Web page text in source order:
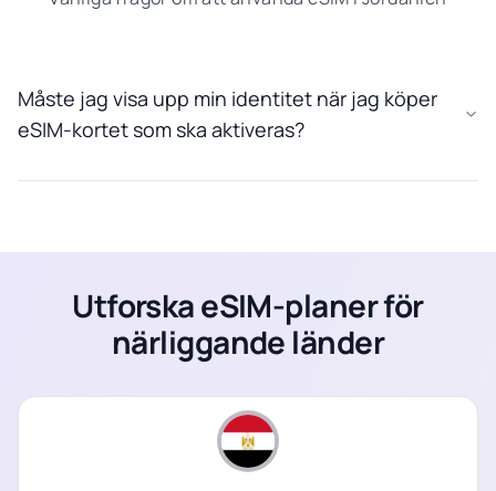
Måste jag visa upp min identitet när jag köper
eSIM-kortet som ska aktiveras?
Utforska eSIM-planer för
närliggande länder